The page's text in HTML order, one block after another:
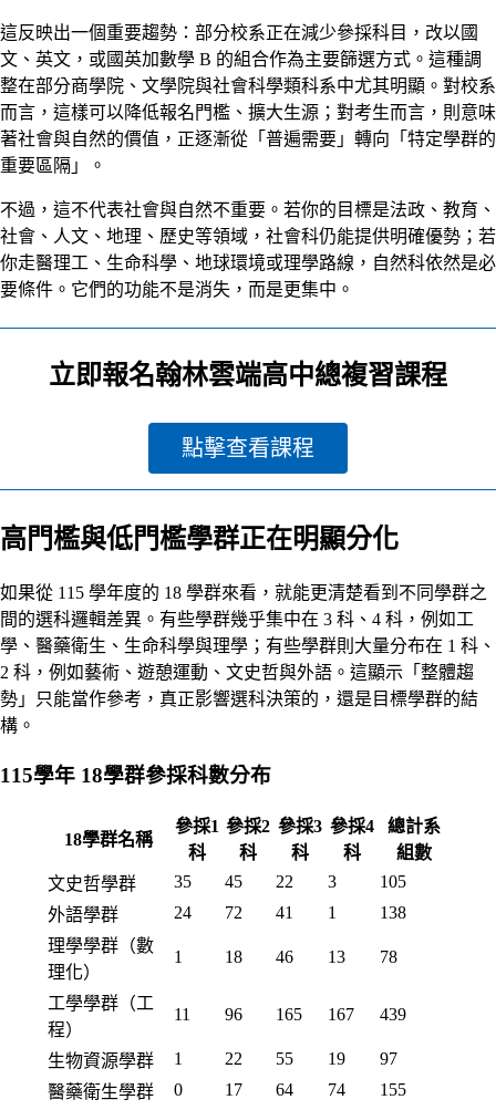
這反映出一個重要趨勢：部分校系正在減少參採科目，改以國
文、英文，或國英加數學 B 的組合作為主要篩選方式。這種調
整在部分商學院、文學院與社會科學類科系中尤其明顯。對校系
而言，這樣可以降低報名門檻、擴大生源；對考生而言，則意味
著社會與自然的價值，正逐漸從「普遍需要」轉向「特定學群的
重要區隔」。
不過，這不代表社會與自然不重要。若你的目標是法政、教育、
社會、人文、地理、歷史等領域，社會科仍能提供明確優勢；若
你走醫理工、生命科學、地球環境或理學路線，自然科依然是必
要條件。它們的功能不是消失，而是更集中。
立即報名翰林雲端高中總複習課程
點擊查看課程
高門檻與低門檻學群正在明顯分化
如果從 115 學年度的 18 學群來看，就能更清楚看到不同學群之
間的選科邏輯差異。有些學群幾乎集中在 3 科、4 科，例如工
學、醫藥衛生、生命科學與理學；有些學群則大量分布在 1 科、
2 科，例如藝術、遊憩運動、文史哲與外語。這顯示「整體趨
勢」只能當作參考，真正影響選科決策的，還是目標學群的結
構。
115學年 18學群參採科數分布
18學群名稱
參採1
科
參採2
科
參採3
科
參採4
科
總計系
組數
文史哲學群
35 45 22 3
105
外語學群
24 72 41 1
138
理學學群（數
理化）
1 18 46 13 78
工學學群（工
程）
11 96 165 167 439
生物資源學群 1 22 55 19
97
醫藥衛生學群
0 17 64 74
155